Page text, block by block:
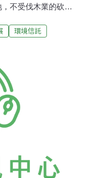
不受伐木業的砍
該筆土地的費用，
做為保證金，成立
名工作人員，包括
目標，是希望於
養護水資源與野生
購買的方式，保護
有34個保育地，佔
面，荒野遺產協會
是在具有法律效應
環境信託